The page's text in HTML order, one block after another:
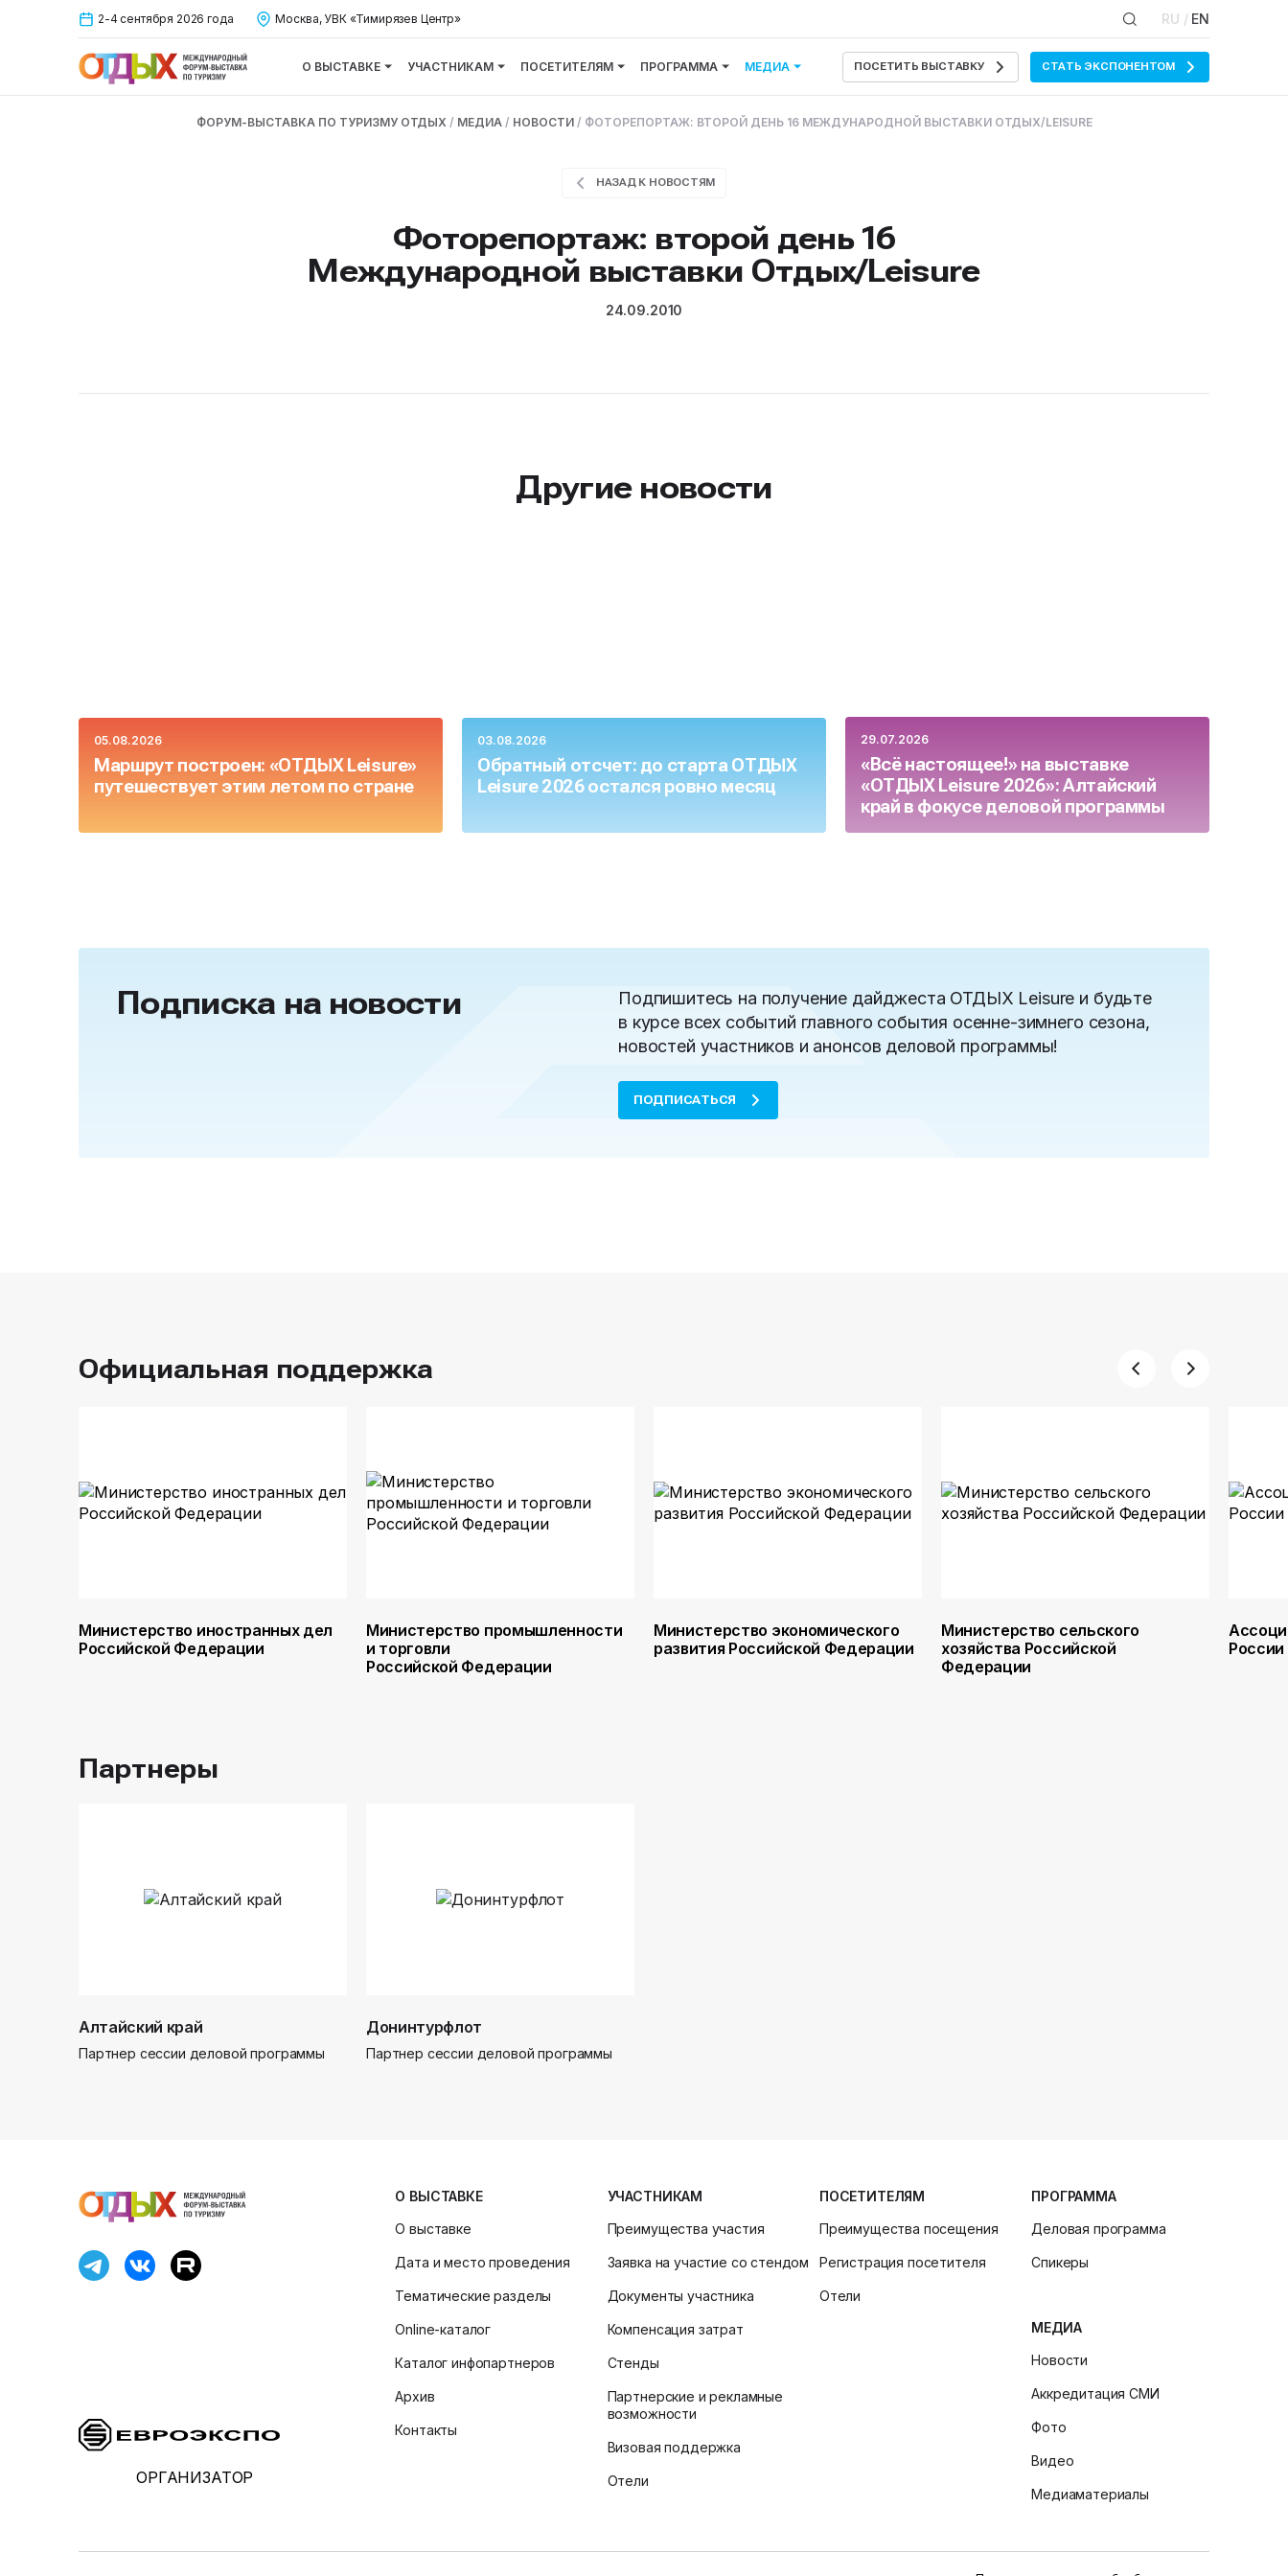
RU / EN
О ВЫСТАВКЕ УЧАСТНИКАМ ПОСЕТИТЕЛЯМ ПРОГРАММА МЕДИА
2-4 сентября 2026 года Москва, УВК «Тимирязев Центр»
ПОСЕТИТЬ ВЫСТАВКУ СТАТЬ ЭКСПОНЕНТОМ
ФОРУМ-ВЫСТАВКА ПО ТУРИЗМУ ОТДЫХ/ МЕДИА/ НОВОСТИ/ ФОТОРЕПОРТАЖ: ВТОРОЙ ДЕНЬ 16 МЕЖДУНАРОДНОЙ ВЫСТАВКИ ОТДЫХ/LEISURE
НАЗАД К НОВОСТЯМ
Фоторепортаж: второй день 16
Международной выставки Отдых/Leisure
24.09.2010
Другие новости
05.08.2026
Маршрут построен: «ОТДЫХ Leisure»
путешествует этим летом по стране
03.08.2026
Обратный отсчет: до старта ОТДЫХ
Leisure 2026 остался ровно месяц
29.07.2026
«Всё настоящее!» на выставке
«ОТДЫХ Leisure 2026»: Алтайский
край в фокусе деловой программы
Подписка на новости
Подпишитесь на получение дайджеста ОТДЫХ Leisure и будьте
в курсе всех событий главного события осенне-зимнего сезона,
новостей участников и анонсов деловой программы!
ПОДПИСАТЬСЯ
Официальная поддержка
Министерство иностранных дел
Российской Федерации
Министерство промышленности
и торговли
Российской Федерации
Министерство экономического
развития Российской Федерации
Министерство сельского
хозяйства Российской
Федерации
России
Партнеры
Алтайский край
Партнер сессии деловой программы
Донинтурфлот
Партнер сессии деловой программы
ОРГАНИЗАТОР
О ВЫСТАВКЕ
О выставке
Дата и место проведения
Тематические разделы
Online-каталог
Каталог инфопартнеров
Архив
Контакты
УЧАСТНИКАМ
Преимущества участия
Заявка на участие со стендом
Документы участника
Компенсация затрат
Стенды
Партнерские и рекламные
возможности
Визовая поддержка
Отели
ПОСЕТИТЕЛЯМ
Преимущества посещения
Регистрация посетителя
Отели
ПРОГРАММА
Деловая программа
Спикеры
МЕДИА
Новости
Аккредитация СМИ
Фото
Видео
Медиаматериалы